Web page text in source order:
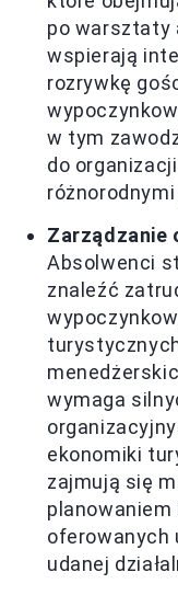
po warsztaty
wspierają
rozrywkę
w tym
do
Zarządzanie
Absolwenci
znaleźć
wymaga
ekonomiki
zajmują się
oferowanych
udanej